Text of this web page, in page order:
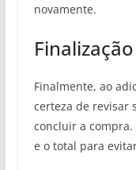
novamente.
Finalmente, ao
certeza de revisar
concluir a
e o total para